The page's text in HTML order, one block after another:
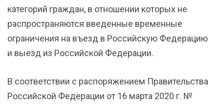
категорий граждан, в отношении которых не
распространяются введенные временные
ограничения на въезд в Российскую Федерацию
и выезд из Российской Федерации.
В соответствии с распоряжением Правительства
Российской Федерации от 16 марта 2020 г. №